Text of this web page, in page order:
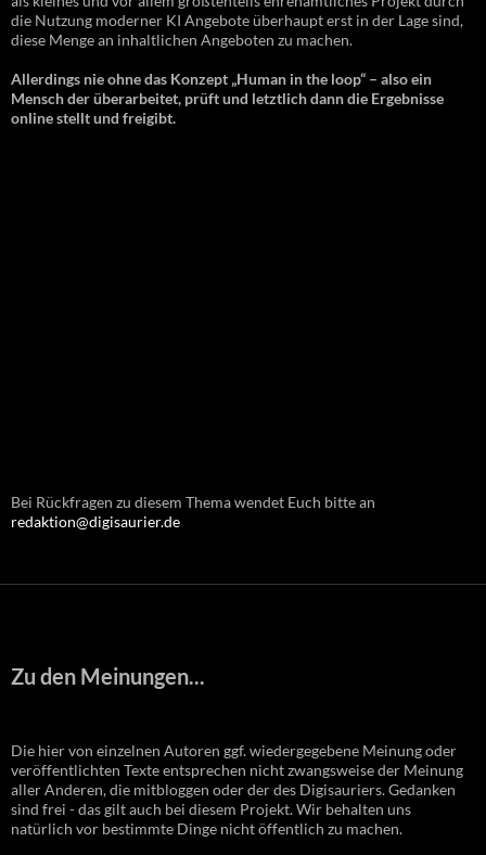
die Nutzung moderner KI Angebote überhaupt erst in der Lage sind,
diese Menge an inhaltlichen Angeboten zu machen.
Allerdings nie ohne das Konzept „Human in the loop“ – also ein
Mensch der überarbeitet, prüft und letztlich dann die Ergebnisse
online stellt und freigibt.
Bei Rückfragen zu diesem Thema wendet Euch bitte an
redaktion@digisaurier.de
Zu den Meinungen...
Die hier von einzelnen Autoren ggf. wiedergegebene Meinung oder
veröffentlichten Texte entsprechen nicht zwangsweise der Meinung
aller Anderen, die mitbloggen oder der des Digisauriers. Gedanken
sind frei - das gilt auch bei diesem Projekt. Wir behalten uns
natürlich vor bestimmte Dinge nicht öffentlich zu machen.